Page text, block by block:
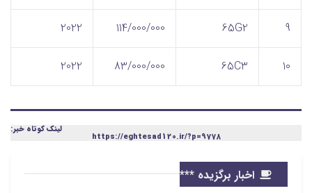
9
65G2
114/000/000
2022
10
65C3
83/000/000
2022
لینک کوتاه خبر:
https://eghtesad120.ir/?p=9778
اخبار برگزیده ***